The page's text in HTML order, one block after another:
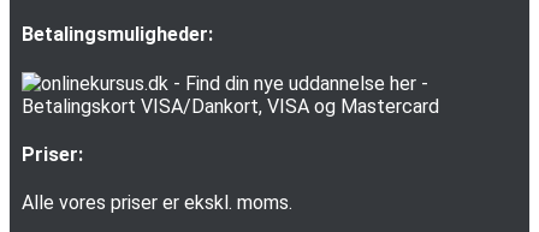
Betalingsmuligheder:
Priser:
Alle vores priser er ekskl. moms.